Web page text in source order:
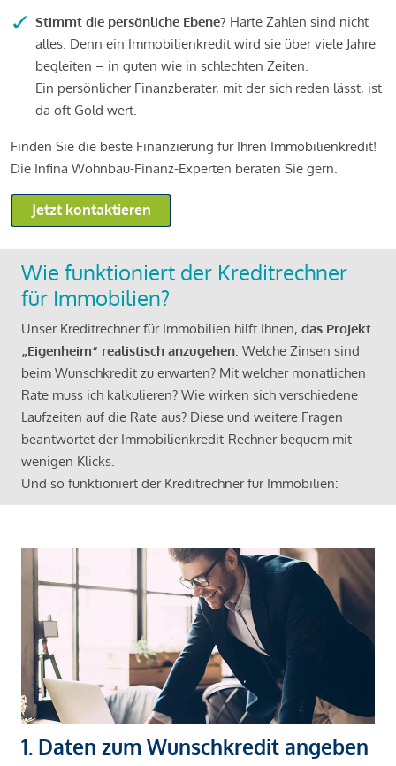
Stimmt die persönliche Ebene? Harte Zahlen sind nicht
alles. Denn ein Immobilienkredit wird sie über viele Jahre
begleiten – in guten wie in schlechten Zeiten.
Ein persönlicher Finanzberater, mit der sich reden lässt, ist
da oft Gold wert.
Finden Sie die beste Finanzierung für Ihren Immobilienkredit!
Die Infina Wohnbau-Finanz-Experten beraten Sie gern.
Jetzt kontaktieren
Wie funktioniert der Kreditrechner
für Immobilien?
Unser Kreditrechner für Immobilien hilft Ihnen, das Projekt
„Eigenheim“ realistisch anzugehen: Welche Zinsen sind
beim Wunschkredit zu erwarten? Mit welcher monatlichen
Rate muss ich kalkulieren? Wie wirken sich verschiedene
Laufzeiten auf die Rate aus? Diese und weitere Fragen
beantwortet der Immobilienkredit-Rechner bequem mit
wenigen Klicks.
Und so funktioniert der Kreditrechner für Immobilien:
1. Daten zum Wunschkredit angeben